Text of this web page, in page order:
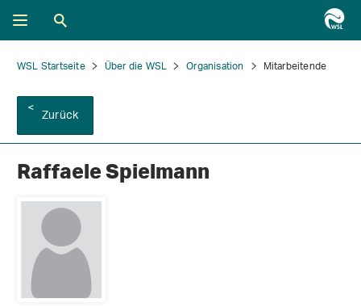
WSL Startseite Über die WSL Organisation Mitarbeitende
Zurück
Raffaele Spielmann